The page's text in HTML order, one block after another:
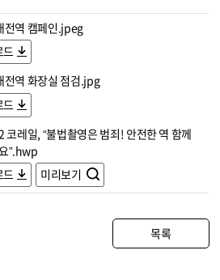
전역 캠페인.jpeg
드
전역 화장실 점검.jpg
드
코레일, “불법촬영은 범죄! 안전한 역 함께
”.hwp
드
미리보기
목록